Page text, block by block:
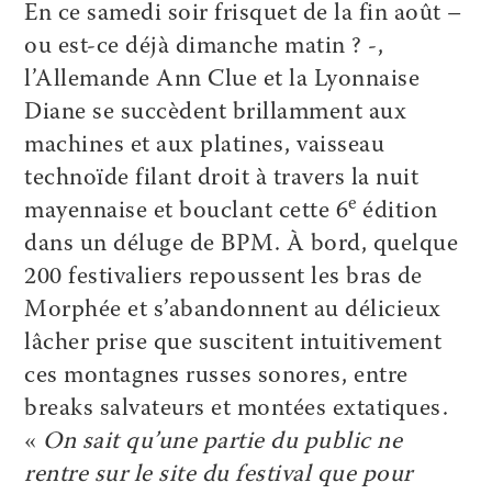
En ce samedi soir frisquet de la fin août –
ou est-ce déjà dimanche matin ? -,
l’Allemande Ann Clue et la Lyonnaise
Diane se succèdent brillamment aux
machines et aux platines, vaisseau
technoïde filant droit à travers la nuit
mayennaise et bouclant cette 6e édition
dans un déluge de BPM. À bord, quelque
200 festivaliers repoussent les bras de
Morphée et s’abandonnent au délicieux
lâcher prise que suscitent intuitivement
ces montagnes russes sonores, entre
breaks salvateurs et montées extatiques.
« On sait qu’une partie du public ne
rentre sur le site du festival que pour